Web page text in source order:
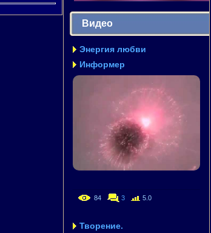
Видео
Энергия любви
Информер
84 3 5.0
Творение.